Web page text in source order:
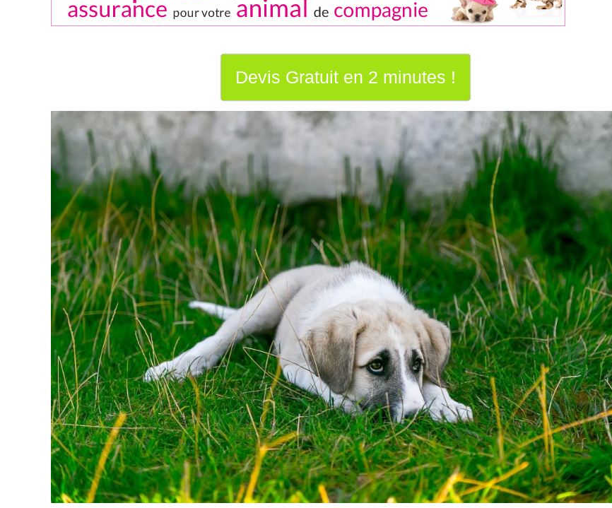
Devis Gratuit en 2 minutes !